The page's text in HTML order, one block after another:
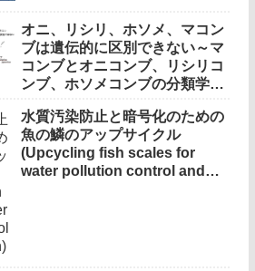
オニ、リシリ、ホソメ、マコン
ブは遺伝的に区別できない～マ
コンブとオニコンブ、リシリコ
ンブ、ホソメコンブの分類学的
水質汚染防止と暗号化のための
魚の鱗のアップサイクル
(Upcycling fish scales for
water pollution control and